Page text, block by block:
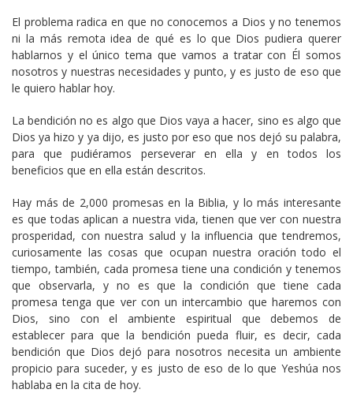
El problema radica en que no conocemos a Dios y no tenemos
ni la más remota idea de qué es lo que Dios pudiera querer
hablarnos y el único tema que vamos a tratar con Él somos
nosotros y nuestras necesidades y punto, y es justo de eso que
le quiero hablar hoy.
La bendición no es algo que Dios vaya a hacer, sino es algo que
Dios ya hizo y ya dijo, es justo por eso que nos dejó su palabra,
para que pudiéramos perseverar en ella y en todos los
beneficios que en ella están descritos.
Hay más de 2,000 promesas en la Biblia, y lo más interesante
es que todas aplican a nuestra vida, tienen que ver con nuestra
prosperidad, con nuestra salud y la influencia que tendremos,
curiosamente las cosas que ocupan nuestra oración todo el
tiempo, también, cada promesa tiene una condición y tenemos
que observarla, y no es que la condición que tiene cada
promesa tenga que ver con un intercambio que haremos con
Dios, sino con el ambiente espiritual que debemos de
establecer para que la bendición pueda fluir, es decir, cada
bendición que Dios dejó para nosotros necesita un ambiente
propicio para suceder, y es justo de eso de lo que Yeshúa nos
hablaba en la cita de hoy.